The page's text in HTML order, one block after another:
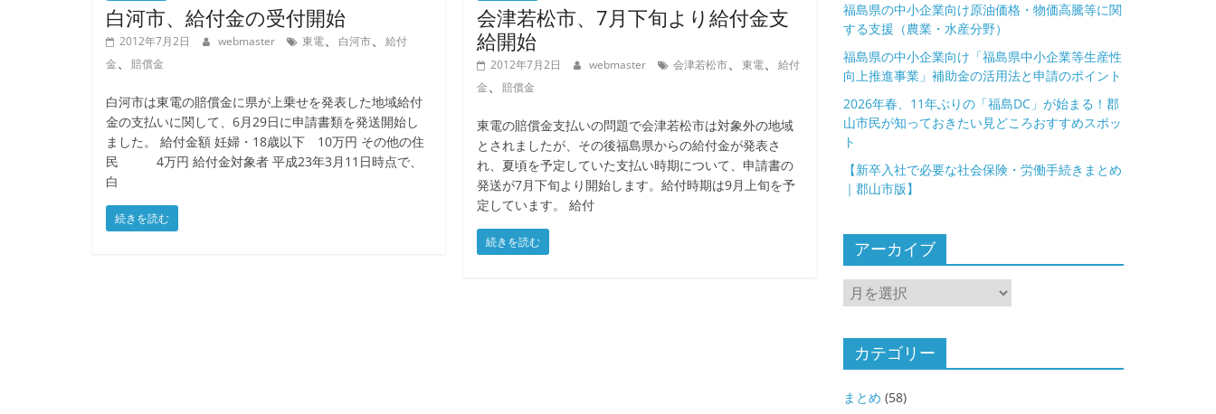
白河市、給付金の受付開始
2012年7月2日 webmaster 東電、 白河市、
給付
金、 賠償金
白河市は東電の賠償金に県が上乗せを発表した地域給付
金の支払いに関して、6月29日に申請書類を発送開始し
ました。 給付金額 妊婦・18歳以下 10万円 その他の住
民 4万円 給付金対象者 平成23年3月11日時点で、
白
続きを読む
会津若松市、7月下旬より給付金支
給開始
2012年7月2日 webmaster 会津若松市、東電、給付
金、賠償金
東電の賠償金支払いの問題で会津若松市は対象外の地域
とされましたが、その後福島県からの給付金が発表さ
れ、夏頃を予定していた支払い時期について、申請書の
発送が7月下旬より開始します。給付時期は9月上旬を予
定しています。 給付
続きを読む
福島県の中小企業向け原油価格・物価高騰等に関
する支援（農業・水産分野）
福島県の中小企業向け「福島県中小企業等生産性
向上推進事業」補助金の活用法と申請のポイント
2026年春、11年ぶりの「福島DC」が始まる！郡
山市民が知っておきたい見どころおすすめスポッ
ト
【新卒入社で必要な社会保険・労働手続きまとめ
｜郡山市版】
アーカイブ
ア
ー
ブ
カテゴリー
まとめ (58)